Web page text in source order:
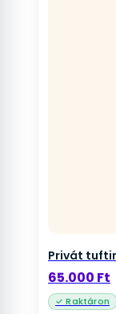
Privát
65.000 Ft